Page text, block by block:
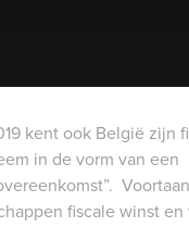
kent ook België zijn
in de vorm van een
fiscale winst en